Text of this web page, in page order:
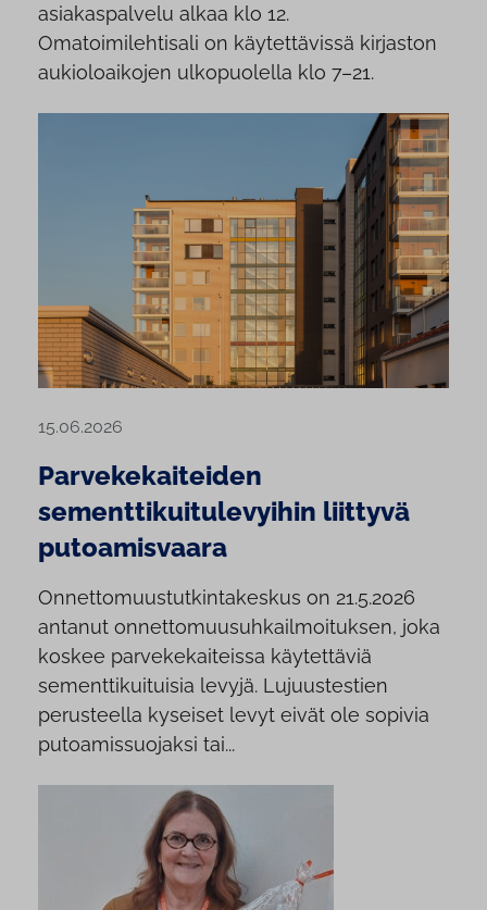
asiakaspalvelu alkaa klo 12.
Omatoimilehtisali on käytettävissä kirjaston
aukioloaikojen ulkopuolella klo 7–21.
15.06.2026
Parvekekaiteiden
sementtikuitulevyihin liittyvä
putoamisvaara
Onnettomuustutkintakeskus on 21.5.2026
antanut onnettomuusuhkailmoituksen, joka
koskee parvekekaiteissa käytettäviä
sementtikuituisia levyjä. Lujuustestien
perusteella kyseiset levyt eivät ole sopivia
putoamissuojaksi tai...